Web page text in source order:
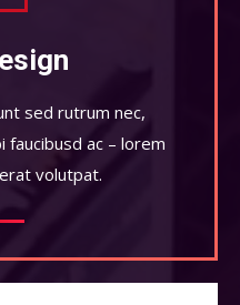
sed rutrum nec,
faucibusd ac – lorem
volutpat.